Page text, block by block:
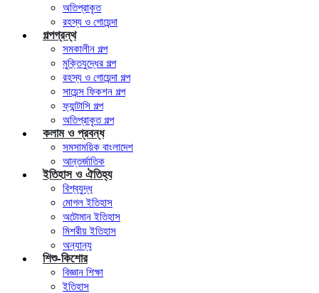
অতিপ্রাকৃত
রহস্য ও গোয়েন্দা
গল্পগ্রন্থ
সমকালীন গল্প
মুক্তিযুদ্ধের গল্প
রহস্য ও গোয়েন্দা গল্প
সায়েন্স ফিকশন গল্প
ফ্যান্টাসি গল্প
অতিপ্রাকৃত গল্প
কলাম ও প্রবন্ধ
সমসাময়িক বাংলাদেশ
আন্তর্জাতিক
ইতিহাস ও ঐতিহ্য
বিশ্বযুদ্ধ
মোগল ইতিহাস
অটোমান ইতিহাস
মিশরীয় ইতিহাস
অন্যান্য
শিশু-কিশোর
বিজ্ঞান শিক্ষা
ইতিহাস